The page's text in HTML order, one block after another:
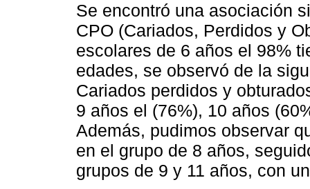
Se encontró una asociación
CPO (Cariados, Perdidos y
escolares de 6 años el 98%
edades, se observó de la
Cariados perdidos y
9 años el (76%), 10 años
Además, pudimos observar
en el grupo de 8 años,
grupos de 9 y 11 años, con